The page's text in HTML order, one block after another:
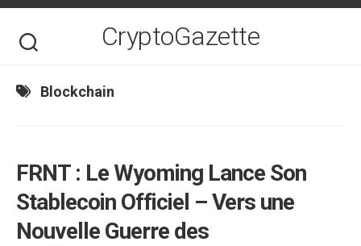
Skip
content
CryptoGazette
Blockchain
FRNT : Le Wyoming Lance Son
Stablecoin Officiel – Vers une
Nouvelle Guerre des